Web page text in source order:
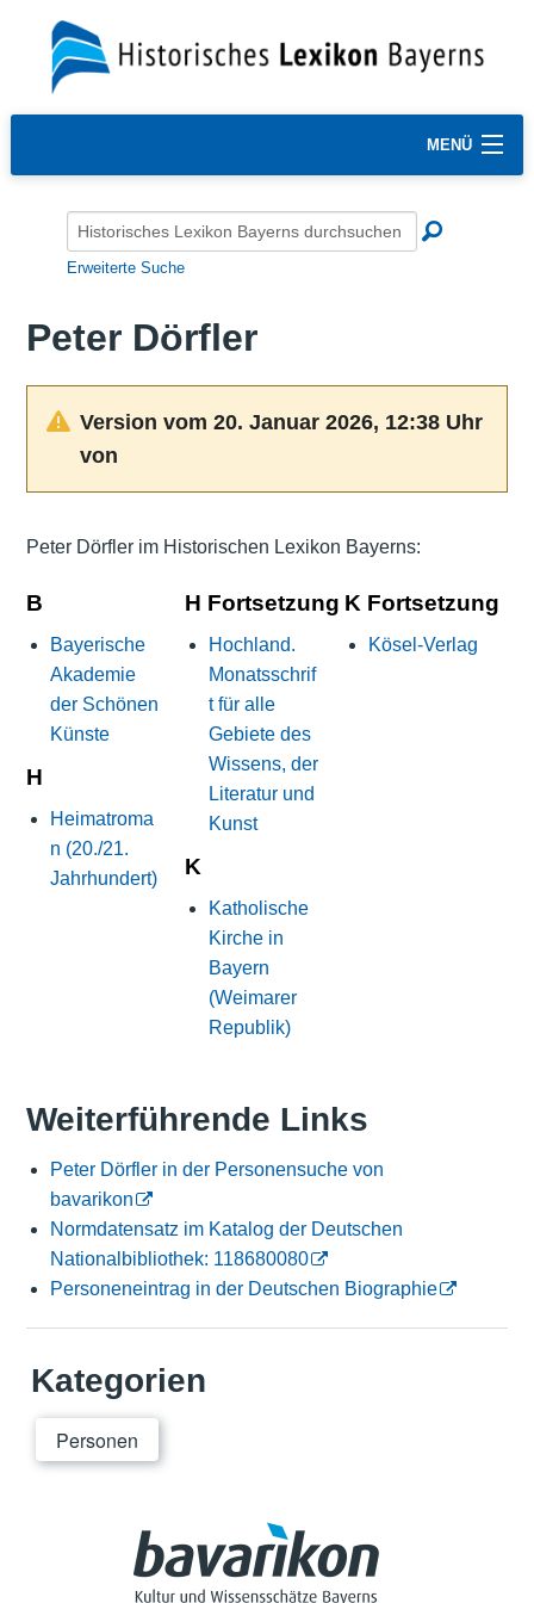
MENÜ
Erweiterte Suche
Peter Dörfler
Version vom 20. Januar 2026, 12:38 Uhr
von
Peter Dörfler im Historischen Lexikon Bayerns:
B
Bayerische
Akademie
der Schönen
Künste
H
Heimatroma
n (20./21.
Jahrhundert)
H Fortsetzung
Hochland.
Monatsschrif
t für alle
Gebiete des
Wissens, der
Literatur und
Kunst
K
Katholische
Kirche in
Bayern
(Weimarer
Republik)
K Fortsetzung
Kösel-Verlag
Weiterführende Links
Peter Dörfler in der Personensuche von
bavarikon
Normdatensatz im Katalog der Deutschen
Nationalbibliothek: 118680080
Personeneintrag in der Deutschen Biographie
Kategorien
Personen